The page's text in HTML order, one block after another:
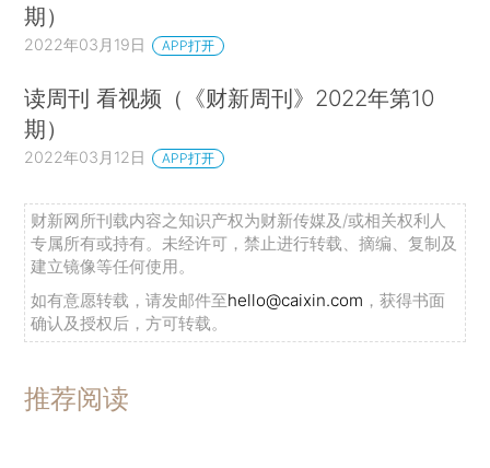
期）
2022年03月19日 APP打开
读周刊 看视频（《财新周刊》2022年第10
期）
2022年03月12日 APP打开
财新网所刊载内容之知识产权为财新传媒及/或相关权利人
专属所有或持有。未经许可，禁止进行转载、摘编、复制及
建立镜像等任何使用。
如有意愿转载，请发邮件至hello@caixin.com ，获得书面
确认及授权后，方可转载。
推荐阅读